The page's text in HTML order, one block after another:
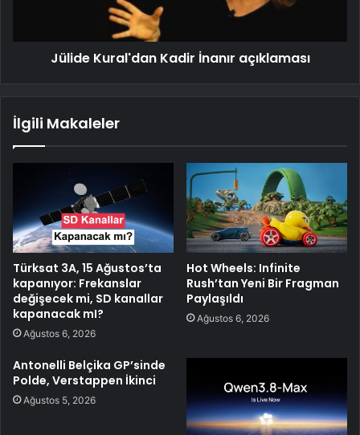
Jülide Kural'dan Kadir İnanır açıklaması
İlgili Makaleler
Türksat 3A, 15 Ağustos’ta
kapanıyor: Frekanslar
değişecek mi, SD kanallar
kapanacak mI?
Ağustos 6, 2026
Hot Wheels: Infinite
Rush’tan Yeni Bir Fragman
Paylaşıldı
Ağustos 6, 2026
Antonelli Belçika GP’sinde
Polde, Verstappen İkinci
Ağustos 5, 2026